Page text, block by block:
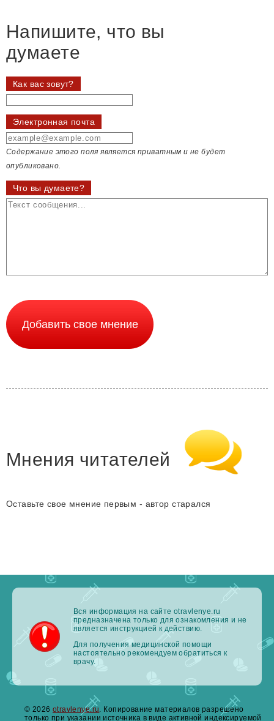
Напишите, что вы
думаете
Как вас зовут?
Электронная почта
Содержание этого поля является приватным и не будет
опубликовано.
Что вы думаете?
Мнения читателей
Оставьте свое мнение первым - автор старался
Вся информация на сайте otravlenye.ru
предназначена только для ознакомления и не
является инструкцией к действию.
Для получения медицинской помощи
настоятельно рекомендуем обратиться к
врачу.
© 2026 otravlenye.ru. Копирование материалов разрешено
только при указании источника в виде активной индексируемой